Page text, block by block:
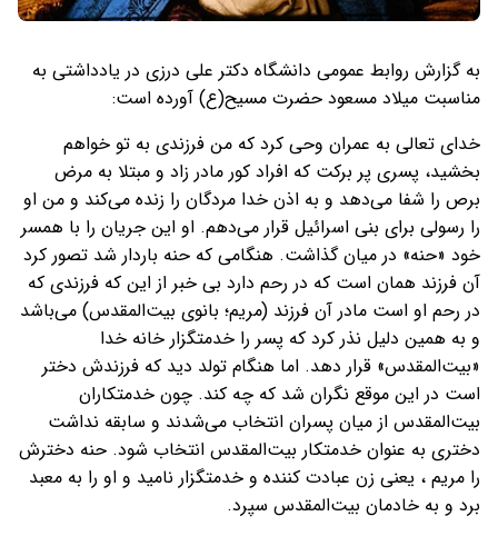
به گزارش روابط عمومی دانشگاه دکتر علی درزی در یادداشتی به
مناسبت میلاد مسعود حضرت مسیح(ع) آورده است:
خداى تعالى به عمران وحى كرد كه من فرزندى به تو خواهم
بخشيد، پسرى پر بركت كه افراد كور مادر زاد و مبتلا به مرض
برص را شفا مى‌دهد و به اذن خدا مردگان را زنده مى‌كند و من او
را رسولى براى بنى اسرائيل قرار مى‌دهم. او اين جريان را با همسر
خود «حنه‏» در ميان گذاشت. هنگامى كه حنه باردار شد تصور كرد
آن فرزند همان است كه در رحم دارد بى خبر از اين كه فرزندی كه
در رحم او است مادر آن فرزند (مريم‏؛ بانوی بیت‌المقدس) مى‏‌باشد
و به همين دليل نذر كرد كه پسر را خدمتگزار خانه خدا
«بيت‌المقدس» قرار دهد. اما هنگام تولد دید كه فرزندش دختر
است در اين موقع نگران شد كه چه كند. چون خدمتكاران
بيت‌المقدس از ميان پسران انتخاب مى‌‏شدند و سابقه نداشت
دخترى به عنوان خدمتکار بیت‌المقدس انتخاب شود. حنه دخترش
را مریم ، یعنی زن عبادت کننده و خدمتگزار نامید و او را به معبد
برد و به خادمان بیت‌المقدس سپرد.